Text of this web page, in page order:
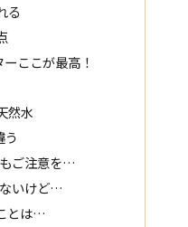
る
ここが最高！
然水
う
ご注意を…
いけど…
とは…